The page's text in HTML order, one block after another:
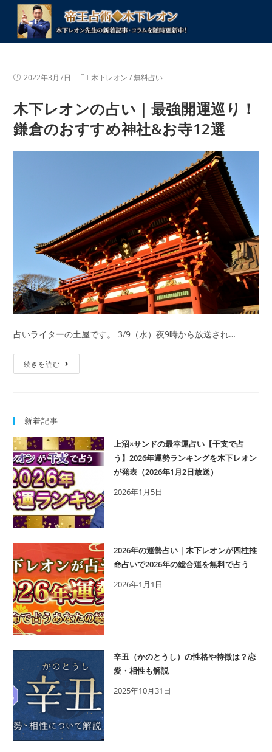
投
開
日:
2022年3月7日
投
テ
ゴ
リ
ー:
木下レオン / 無料占い
木下レオンの占い｜最強開運巡り！
鎌倉のおすすめ神社&お寺12選
占いライターの土屋です。 3/9（水）夜9時から放送され…
続きを読む
下
の
占
い
最
強
開
運
巡
り！
鎌
倉
の
お
す
す
め
神
社
&
お
新着記事
上沼×サンドの最幸運占い【干支で占
う】2026年運勢ランキングを木下レオン
が発表（2026年1月2日放送）
2026年1月5日
2026年の運勢占い｜木下レオンが四柱推
命占いで2026年の総合運を無料で占う
2026年1月1日
辛丑（かのとうし）の性格や特徴は？恋
愛・相性も解説
2025年10月31日